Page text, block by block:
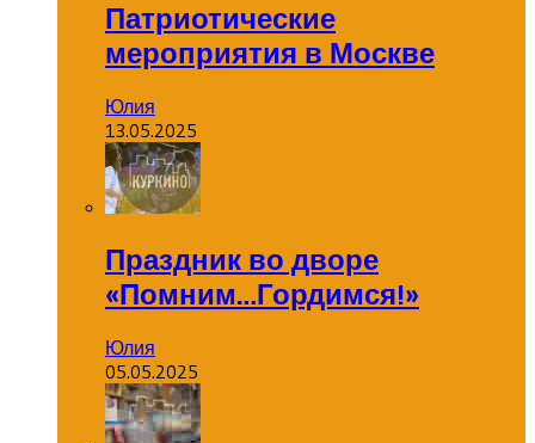
Патриотические
мероприятия в Москве
Юлия
13.05.2025
Праздник во дворе
«Помним…Гордимся!»
Юлия
05.05.2025